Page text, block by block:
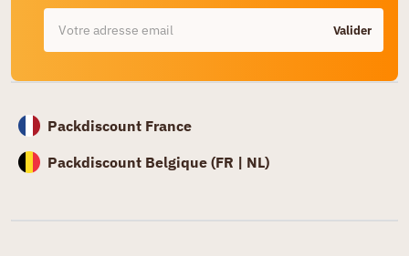
Valider
Packdiscount France
Packdiscount Belgique (FR | NL)